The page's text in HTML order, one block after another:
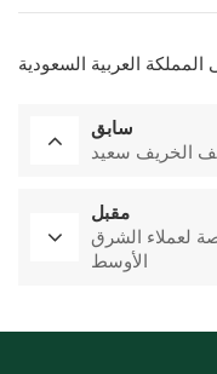
سابق
مقبل
لعملاء الشرق
الأوسط